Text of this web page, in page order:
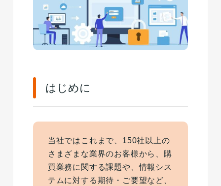
はじめに
当社ではこれまで、150社以上の
さまざまな業界のお客様から、購
買業務に関する課題や、情報シス
テムに対する期待・ご要望など、